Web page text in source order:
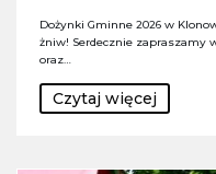
Dożynki Gminne 2026 w
żniw! Serdecznie zapraszamy
oraz…
Czytaj więcej